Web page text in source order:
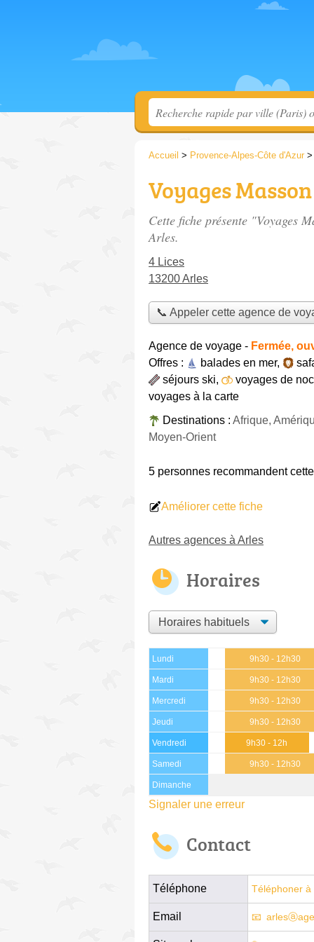
Accueil > Provence-Alpes-Côte d'Azur
Voyages Masson
Cette fiche présente "Voyages
Arles.
4 Lices
13200 Arles
📞 Appeler cette agence de
Agence de voyage - Fermée,
Offres :
balades en mer,
séjours ski,
voyages de
voyages à la carte
Destinations : Afrique,
Moyen-Orient
5 personnes recommandent
Améliorer cette fiche
Autres agences à Arles
Horaires
Lundi 9h30 - 12h30
Mardi 9h30 - 12h30
Mercredi 9h30 - 12h30
Jeudi 9h30 - 12h30
Vendredi 9h30 - 12h
Samedi 9h30 - 12h30
Dimanche
Signaler une erreur
Contact
Téléphone Téléphoner à
Email